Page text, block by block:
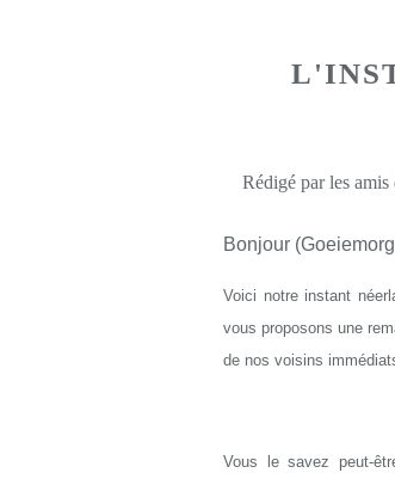
Rédigé par les
Bonjour
Voici notre instant
vous proposons une
de nos voisins
Vous le savez peut-